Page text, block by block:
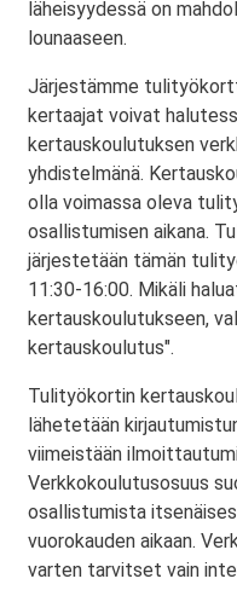
läheisyydessä on
lounaaseen.
Järjestämme
kertaajat voivat
kertauskoulutuksen
yhdistelmänä.
olla voimassa oleva
osallistumisen aikana.
järjestetään tämän
11:30-16:00. Mikäli
kertauskoulutukseen,
kertauskoulutus".
Tulityökortin
lähetetään
viimeistään
Verkkokoulutusosuus
osallistumista
vuorokauden aikaan.
varten tarvitset vain